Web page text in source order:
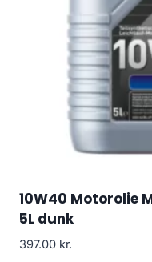
10W40 Motorolie
5L dunk
397.00 kr.